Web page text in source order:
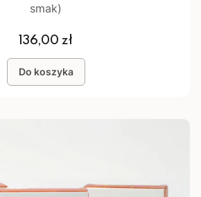
smak)
Cena
136,00 zł
Do koszyka